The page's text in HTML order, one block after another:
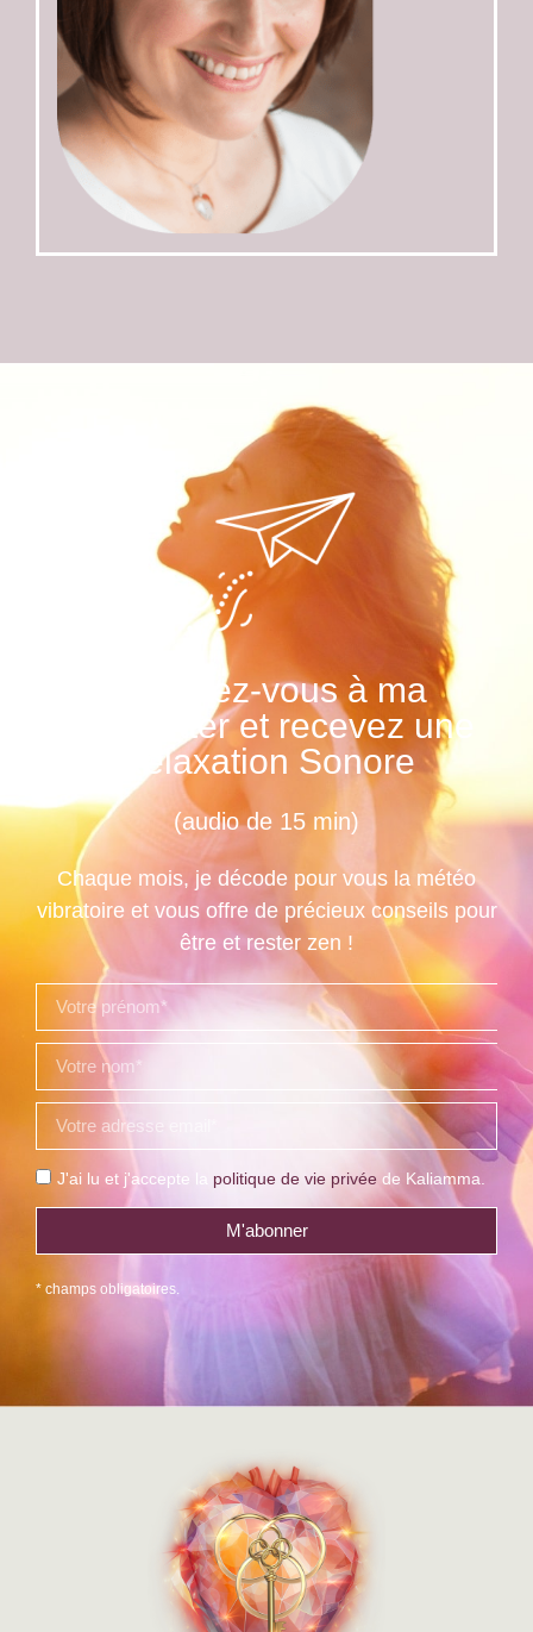
Abonnez-vous à ma
Newsletter et recevez une
Relaxation Sonore
(audio de 15 min)
Chaque mois, je décode pour vous la météo
vibratoire et vous offre de précieux conseils pour
être et rester zen !
J'ai lu et j'accepte la politique de vie privée de Kaliamma.
M'abonner
* champs obligatoires.